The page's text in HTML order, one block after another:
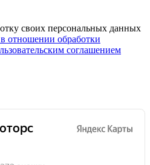
своих персональных данных
отношении обработки
соглашением